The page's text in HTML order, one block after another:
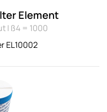
Element
| ß4 = 1000
EL10002